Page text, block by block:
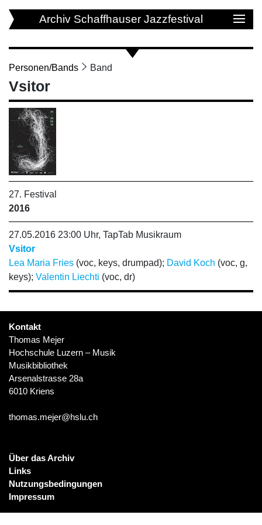
Archiv Schaffhauser Jazzfestival
Personen/Bands Band
Vsitor
27. Festival
2016
27.05.2016 23:00 Uhr, TapTab Musikraum
Vsitor
Lea Maria Fries (voc, keys, drumpad); David Koch (voc, g,
keys); Valentin Liechti (voc, dr)
Kontakt
Thomas Mejer
Hochschule Luzern – Musik
Musikbibliothek
Arsenalstrasse 28a
6010 Kriens
thomas.mejer@hslu.ch
Über das Archiv
Links
Nutzungsbedingungen
Impressum